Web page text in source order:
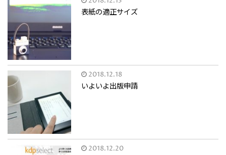
表紙の適正サイズ
2018.12.18
いよいよ出版申請
2018.12.20